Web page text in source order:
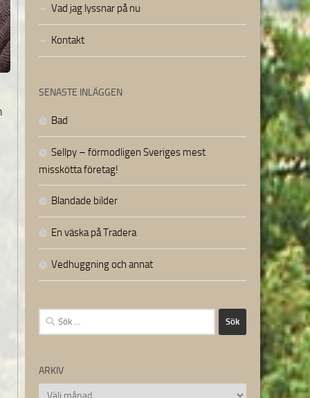
Vad jag lyssnar på nu
Kontakt
SENASTE INLÄGGEN
Bad
Sellpy – förmodligen Sveriges mest
misskötta företag!
Blandade bilder
En väska på Tradera
Vedhuggning och annat
Sök
efter:
ARKIV
Arkiv